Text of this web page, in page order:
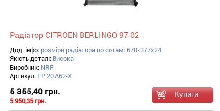
Радіатор CITROEN BERLINGO 97-02
Дод. інфо: розміри радіатора по сотам: 670x377x24
Якість деталі: Висока
Виробник: NRF
Артикул: FP 20 A62-X
5 355,40 грн.
5 950,35 грн.